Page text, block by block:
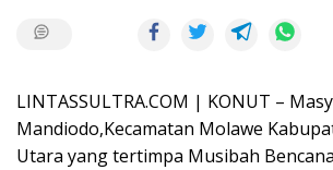
LINTASSULTRA.COM | KONUT –
Mandiodo,Kecamatan Molawe
Utara yang tertimpa Musibah